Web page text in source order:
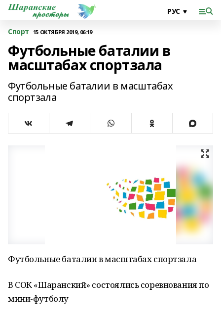
Спорт 15 ОКТЯБРЯ 2019, 06:19
Футбольные баталии в
масштабах спортзала
Футбольные баталии в масштабах
спортзала
Футбольные баталии в масштабах спортзала
В СОК «Шаранский» состоялись соревнования по
мини-футболу